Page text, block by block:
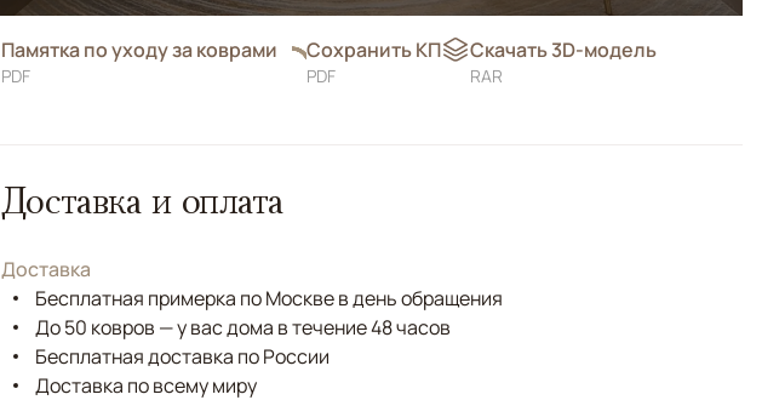
Памятка по уходу за коврами
PDF
Сохранить КП
PDF
Скачать 3D-модель
RAR
Доставка и оплата
Доставка
Бесплатная примерка по Москве в день обращения
До 50 ковров — у вас дома в течение 48 часов
Бесплатная доставка по России
Доставка по всему миру